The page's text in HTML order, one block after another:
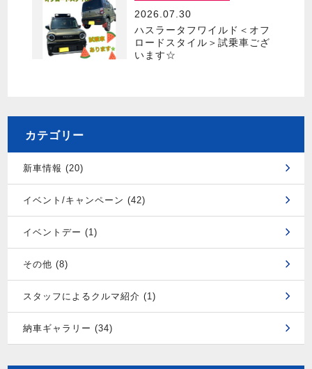
2026.07.30
ハスラータフワイルド＜オフ
ロードスタイル＞試乗車ござ
います☆
カテゴリー
新車情報 (20)
イベント/キャンペーン (42)
イベントデー (1)
その他 (8)
スタッフによるクルマ紹介 (1)
納車ギャラリー (34)